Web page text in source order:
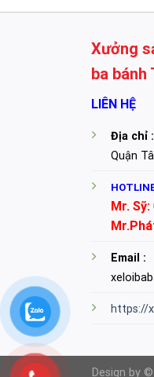
Xưởng
ba bánh
LIÊN HỆ
Địa chỉ :
Quận
Mr. Sỹ:
Email :
https://
Design by ©